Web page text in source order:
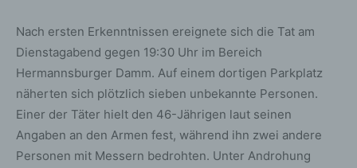
Nach ersten Erkenntnissen ereignete sich die Tat am
Dienstagabend gegen 19:30 Uhr im Bereich
Hermannsburger Damm. Auf einem dortigen Parkplatz
näherten sich plötzlich sieben unbekannte Personen.
Einer der Täter hielt den 46-Jährigen laut seinen
Angaben an den Armen fest, während ihn zwei andere
Personen mit Messern bedrohten. Unter Androhung